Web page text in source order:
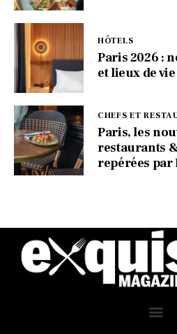
HÔTELS
Paris 2026 :
et lieux de
CHEFS ET
Paris, les
restaurants
repérées par